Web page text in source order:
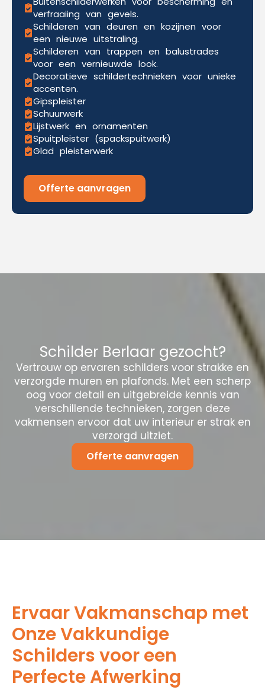
verfraaiing van gevels.
Schilderen van deuren en kozijnen voor
een nieuwe uitstraling.
Schilderen van trappen en balustrades
voor een vernieuwde look.
Decoratieve schildertechnieken voor unieke
accenten.
Gipspleister
Schuurwerk
Lijstwerk en ornamenten
Spuitpleister (spackspuitwerk)
Glad pleisterwerk
Offerte aanvragen
Schilder Berlaar gezocht?
Vertrouw op ervaren schilders voor strakke en
verzorgde muren en plafonds. Met een scherp
oog voor detail en uitgebreide kennis van
verschillende technieken, zorgen deze
vakmensen ervoor dat uw interieur er strak en
verzorgd uitziet.
Offerte aanvragen
Ervaar Vakmanschap met
Onze Vakkundige
Schilders voor een
Perfecte Afwerking